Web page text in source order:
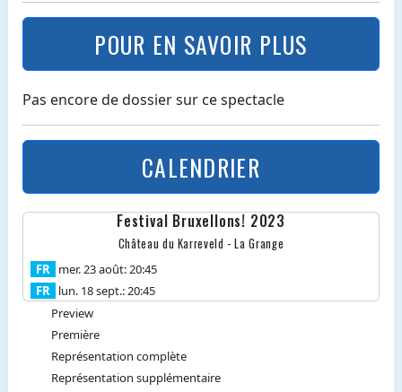
POUR EN SAVOIR PLUS
Pas encore de dossier sur ce spectacle
CALENDRIER
Festival Bruxellons! 2023
Château du Karreveld - La Grange
FR
mer. 23 août: 20:45
FR
lun. 18 sept.: 20:45
Preview
Première
Représentation complète
Représentation supplémentaire